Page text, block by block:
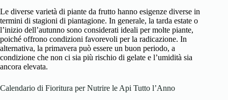
Le diverse varietà di piante da frutto hanno esigenze diverse in
termini di stagioni di piantagione. In generale, la tarda estate o
l’inizio dell’autunno sono considerati ideali per molte piante,
poiché offrono condizioni favorevoli per la radicazione. In
alternativa, la primavera può essere un buon periodo, a
condizione che non ci sia più rischio di gelate e l’umidità sia
ancora elevata.
Calendario di Fioritura per Nutrire le Api Tutto l’Anno